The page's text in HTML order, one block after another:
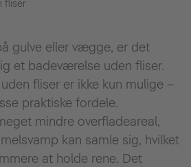
fliser
gulve eller vægge, er det
et badeværelse uden fliser.
fliser er ikke kun mulige –
praktiske fordele.
mindre overfladeareal,
kan samle sig, hvilket
at holde rene. Det